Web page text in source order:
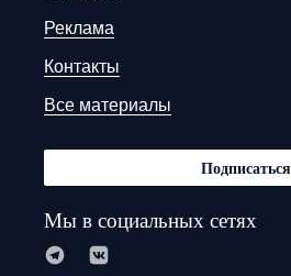
Реклама
Контакты
Все материалы
Подписаться
Мы в социальных сетях